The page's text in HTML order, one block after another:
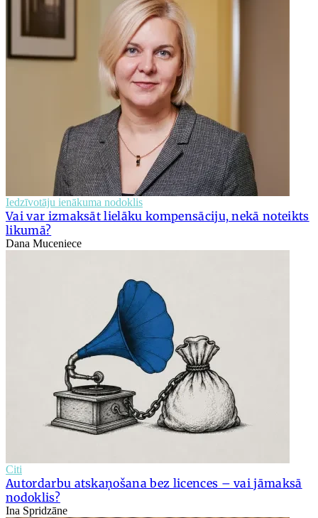
Iedzīvotāju ienākuma nodoklis
Vai var izmaksāt lielāku kompensāciju, nekā noteikts
likumā?
Dana Muceniece
Citi
Autordarbu atskaņošana bez licences – vai jāmaksā
nodoklis?
Ina Spridzāne